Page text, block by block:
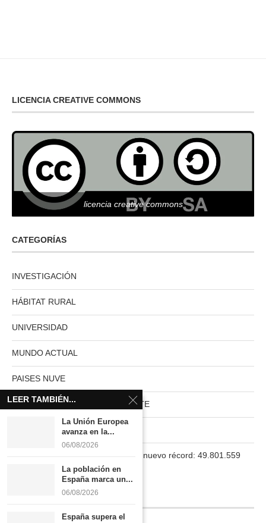
LICENCIA CREATIVE COMMONS
licencia creative commons
CATEGORÍAS
INVESTIGACIÓN
HÁBITAT RURAL
UNIVERSIDAD
MUNDO ACTUAL
PAISES NUVE
HABITAT RURAL AUTOSUFICIENTE
La población en España marca un nuevo récord: 49.801.559
INFORMACIÓN
LEER TAMBIÉN...
La Unión Europea
avanza en la...
06/08/2026
La población en
España marca un...
06/08/2026
España supera el